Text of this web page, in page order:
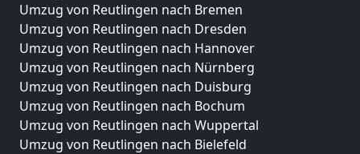
Umzug von Reutlingen nach Bremen
Umzug von Reutlingen nach Dresden
Umzug von Reutlingen nach Hannover
Umzug von Reutlingen nach Nürnberg
Umzug von Reutlingen nach Duisburg
Umzug von Reutlingen nach Bochum
Umzug von Reutlingen nach Wuppertal
Umzug von Reutlingen nach Bielefeld